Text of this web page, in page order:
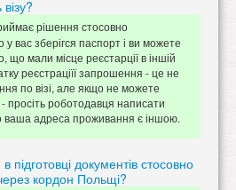
рішення стосовно
вас зберігся паспорт і ви можете
що мали місце реєстарції в іншій
реєстраціїї запрошення - це не
по візі, але якщо не можете
просіть роботодавця написати
ваша адреса проживання є іншою.
документів стосовно
кордон Польщі?